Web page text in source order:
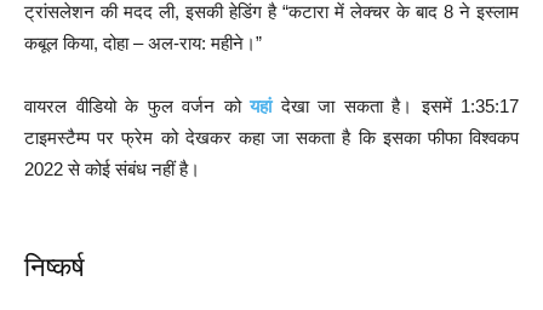
ट्रांसलेशन की मदद ली, इसकी हेडिंग है “कटारा में लेक्चर के बाद 8 ने इस्लाम
कबूल किया, दोहा – अल-राय: महीने।”
वायरल वीडियो के फुल वर्जन कोयहांदेखा जा सकता है। इसमें 1:35:17
टाइमस्टैम्प पर फ्रेम को देखकर कहा जा सकता है कि इसका फीफा विश्वकप
2022 से कोई संबंध नहीं है।
निष्कर्ष